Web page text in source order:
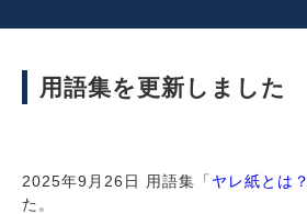
用語集を更新しました
2025年9月26日 用語集「 ヤレ紙とは？
た。